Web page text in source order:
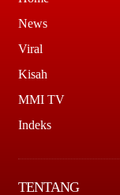
News
Viral
Kisah
MMI TV
Indeks
TENTANG